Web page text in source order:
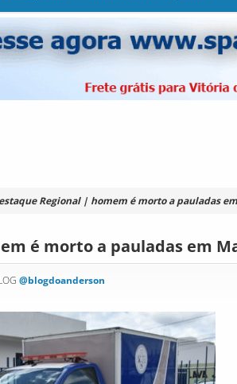
Regional | homem é morto a pauladas
é morto a pauladas em
@blogdoanderson